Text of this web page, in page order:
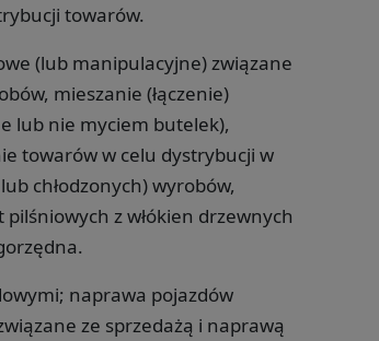
towarów.
(lub manipulacyjne) związane
mieszanie (łączenie)
lub nie myciem butelek),
towarów w celu dystrybucji w
chłodzonych) wyrobów,
z włókien drzewnych
naprawa pojazdów
ze sprzedażą i naprawą